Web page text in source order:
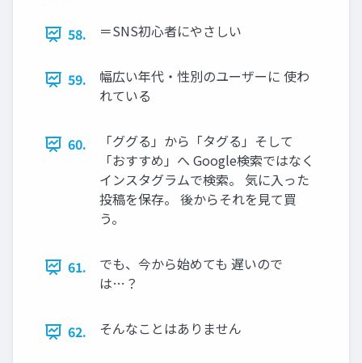
58. ＝SNS初心者にやさしい
59.
幅広い年代・性別のユーザーに 使わ
れている
60.
「ググる」から「タグる」そして
「おすすめ」へ Google検索ではなく
インスタグラムで検索。 気に入った
投稿を保存。 後からそれを見て買
う。
61.
でも、今から始めても 遅いので
は…？
62. そんなことはありません